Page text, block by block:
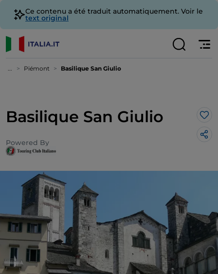
Ce contenu a été traduit automatiquement. Voir le
text original
... Piémont Basilique San Giulio
Basilique San Giulio
Powered By